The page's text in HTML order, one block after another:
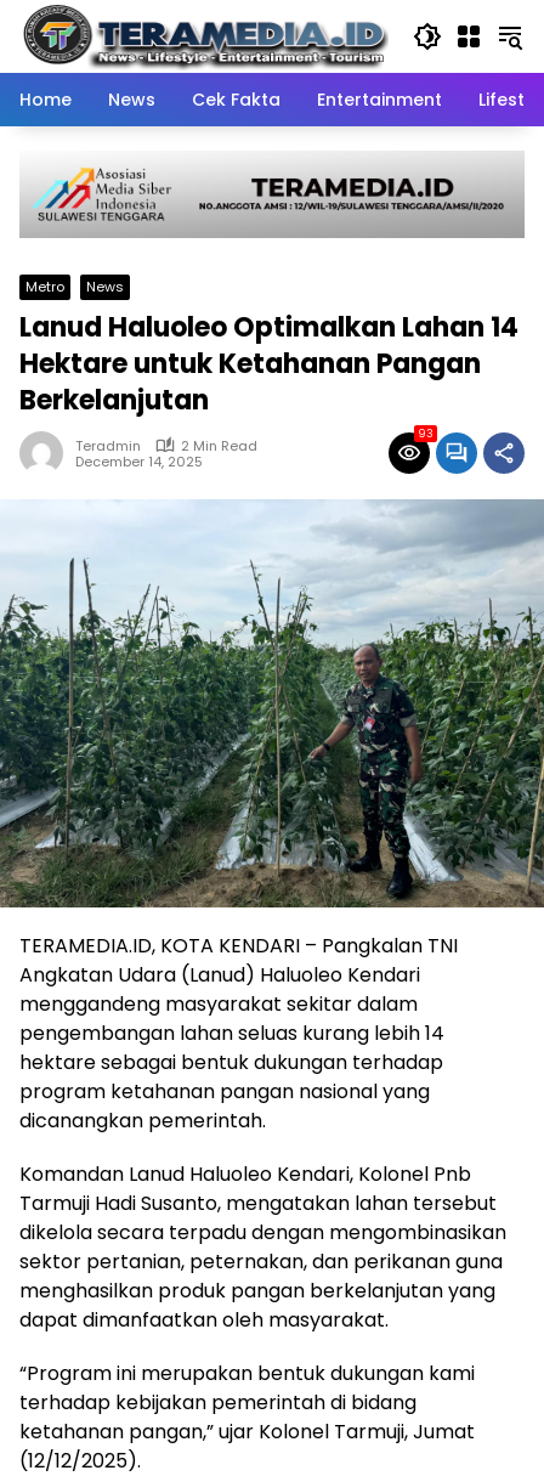
Skip
content
Home
News Cek Fakta Entertainment
Metro News
Lanud Haluoleo Optimalkan Lahan 14
Hektare untuk Ketahanan Pangan
Berkelanjutan
Teradmin
2 Min Read
December 14, 2025
93
TERAMEDIA.ID, KOTA KENDARI – Pangkalan TNI
Angkatan Udara (Lanud) Haluoleo Kendari
menggandeng masyarakat sekitar dalam
pengembangan lahan seluas kurang lebih 14
hektare sebagai bentuk dukungan terhadap
program ketahanan pangan nasional yang
dicanangkan pemerintah.
Komandan Lanud Haluoleo Kendari, Kolonel Pnb
Tarmuji Hadi Susanto, mengatakan lahan tersebut
dikelola secara terpadu dengan mengombinasikan
sektor pertanian, peternakan, dan perikanan guna
menghasilkan produk pangan berkelanjutan yang
dapat dimanfaatkan oleh masyarakat.
“Program ini merupakan bentuk dukungan kami
terhadap kebijakan pemerintah di bidang
ketahanan pangan,” ujar Kolonel Tarmuji, Jumat
(12/12/2025).